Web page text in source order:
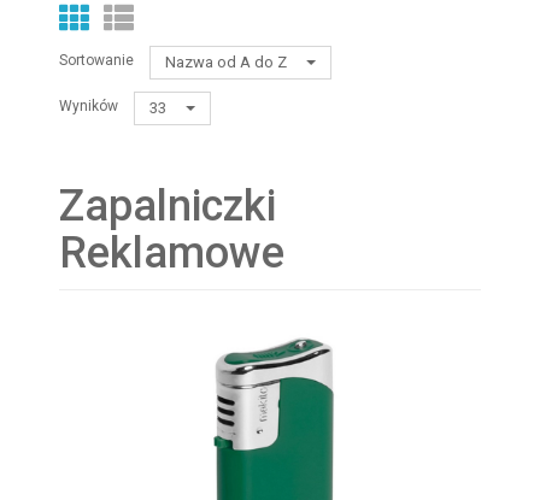
Sortowanie Nazwa od A do Z
Wyników 33
Zapalniczki
Reklamowe